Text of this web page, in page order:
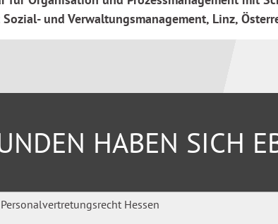
und Verwaltungsmanagement, Linz,
HABEN SICH